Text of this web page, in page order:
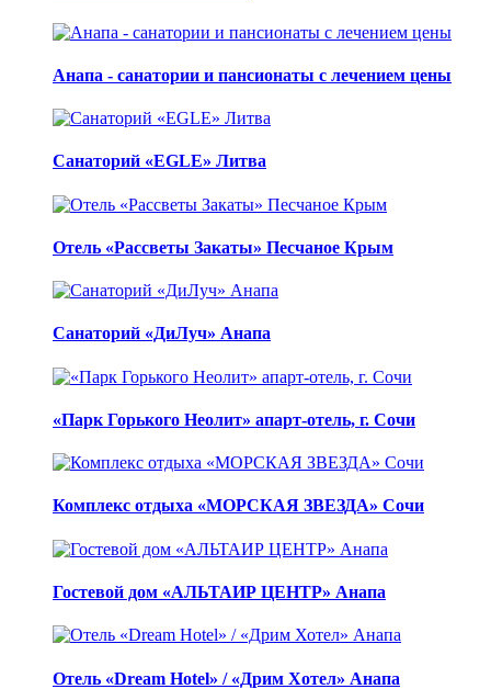
Анапа - санатории и пансионаты с лечением цены
Санаторий «EGLE» Литва
Отель «Рассветы Закаты» Песчаное Крым
Санаторий «ДиЛуч» Анапа
«Парк Горького Неолит» апарт-отель, г. Сочи
Комплекс отдыха «МОРСКАЯ ЗВЕЗДА» Сочи
Гостевой дом «АЛЬТАИР ЦЕНТР» Анапа
Отель «Dream Hotel» / «Дрим Хотел» Анапа